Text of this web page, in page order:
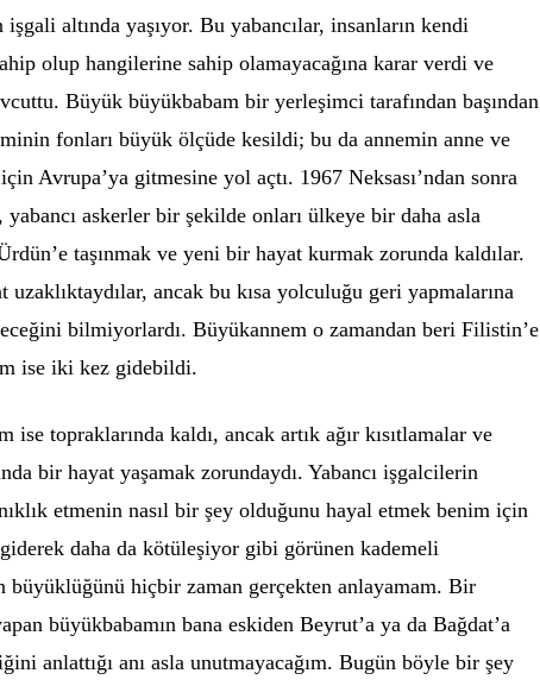
işgali altında yaşıyor. Bu yabancılar, insanların kendi
olup hangilerine sahip olamayacağına karar verdi ve
Büyük büyükbabam bir yerleşimci tarafından başından
fonları büyük ölçüde kesildi; bu da annemin anne ve
Avrupa’ya gitmesine yol açtı. 1967 Neksası’ndan sonra
yabancı askerler bir şekilde onları ülkeye bir daha asla
taşınmak ve yeni bir hayat kurmak zorunda kaldılar.
ancak bu kısa yolculuğu geri yapmalarına
bilmiyorlardı. Büyükannem o zamandan beri Filistin’e
ise iki kez gidebildi.
topraklarında kaldı, ancak artık ağır kısıtlamalar ve
bir hayat yaşamak zorundaydı. Yabancı işgalcilerin
etmenin nasıl bir şey olduğunu hayal etmek benim için
daha da kötüleşiyor gibi görünen kademeli
büyüklüğünü hiçbir zaman gerçekten anlayamam. Bir
büyükbabamın bana eskiden Beyrut’a ya da Bağdat’a
anlattığı anı asla unutmayacağım. Bugün böyle bir şey